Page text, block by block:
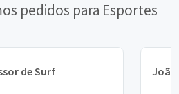
pedidos para Esportes
de Surf João